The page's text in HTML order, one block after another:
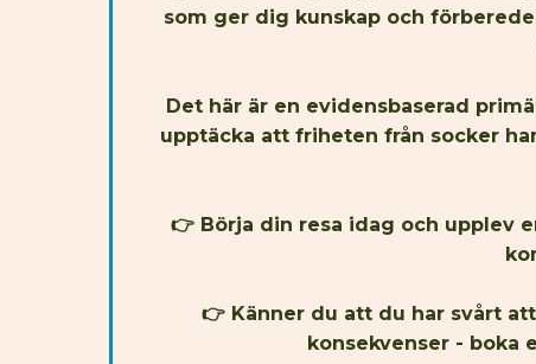
som ger dig kunskap och
Det här är en evidensbaserad
upptäcka att friheten från socker
👉 Börja din resa idag och upplev
👉 Känner du att du har svårt
konsekvenser - boka